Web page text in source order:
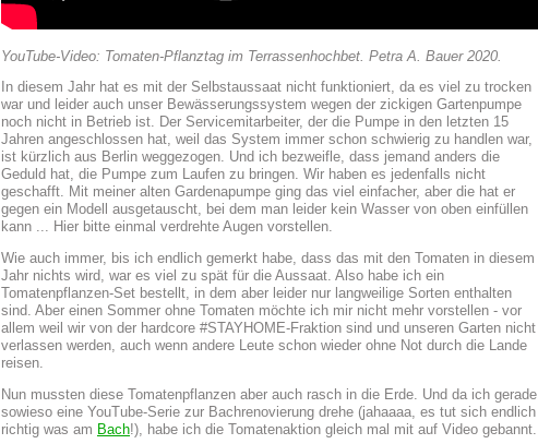
YouTube-Video: Tomaten-Pflanztag im Terrassenhochbet. Petra A. Bauer 2020.
In diesem Jahr hat es mit der Selbstaussaat nicht funktioniert, da es viel zu trocken
war und leider auch unser Bewässerungssystem wegen der zickigen Gartenpumpe
noch nicht in Betrieb ist. Der Servicemitarbeiter, der die Pumpe in den letzten 15
Jahren angeschlossen hat, weil das System immer schon schwierig zu handlen war,
ist kürzlich aus Berlin weggezogen. Und ich bezweifle, dass jemand anders die
Geduld hat, die Pumpe zum Laufen zu bringen. Wir haben es jedenfalls nicht
geschafft. Mit meiner alten Gardenapumpe ging das viel einfacher, aber die hat er
gegen ein Modell ausgetauscht, bei dem man leider kein Wasser von oben einfüllen
kann ... Hier bitte einmal verdrehte Augen vorstellen.
Wie auch immer, bis ich endlich gemerkt habe, dass das mit den Tomaten in diesem
Jahr nichts wird, war es viel zu spät für die Aussaat. Also habe ich ein
Tomatenpflanzen-Set bestellt, in dem aber leider nur langweilige Sorten enthalten
sind. Aber einen Sommer ohne Tomaten möchte ich mir nicht mehr vorstellen - vor
allem weil wir von der hardcore #STAYHOME-Fraktion sind und unseren Garten nicht
verlassen werden, auch wenn andere Leute schon wieder ohne Not durch die Lande
reisen.
Nun mussten diese Tomatenpflanzen aber auch rasch in die Erde. Und da ich gerade
sowieso eine YouTube-Serie zur Bachrenovierung drehe (jahaaaa, es tut sich endlich
richtig was am Bach!), habe ich die Tomatenaktion gleich mal mit auf Video gebannt.